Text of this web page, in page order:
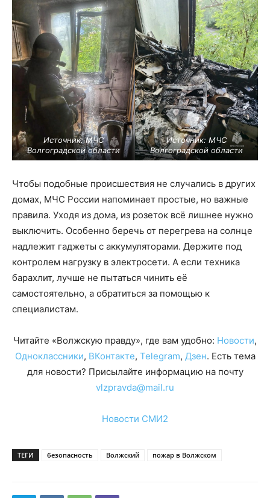
Источник: МЧС
Волгоградской области
Источник: МЧС
Волгоградской области
Чтобы подобные происшествия не случались в других
домах, МЧС России напоминает простые, но важные
правила. Уходя из дома, из розеток всё лишнее нужно
выключить. Особенно беречь от перегрева на солнце
надлежит гаджеты с аккумуляторами. Держите под
контролем нагрузку в электросети. А если техника
барахлит, лучше не пытаться чинить её
самостоятельно, а обратиться за помощью к
специалистам.
Читайте «Волжскую правду», где вам удобно: Новости,
Одноклассники, ВКонтакте, Telegram, Дзен. Есть тема
для новости? Присылайте информацию на почту
vlzpravda@mail.ru
Новости СМИ2
ТЕГИ безопасность Волжский пожар в Волжском